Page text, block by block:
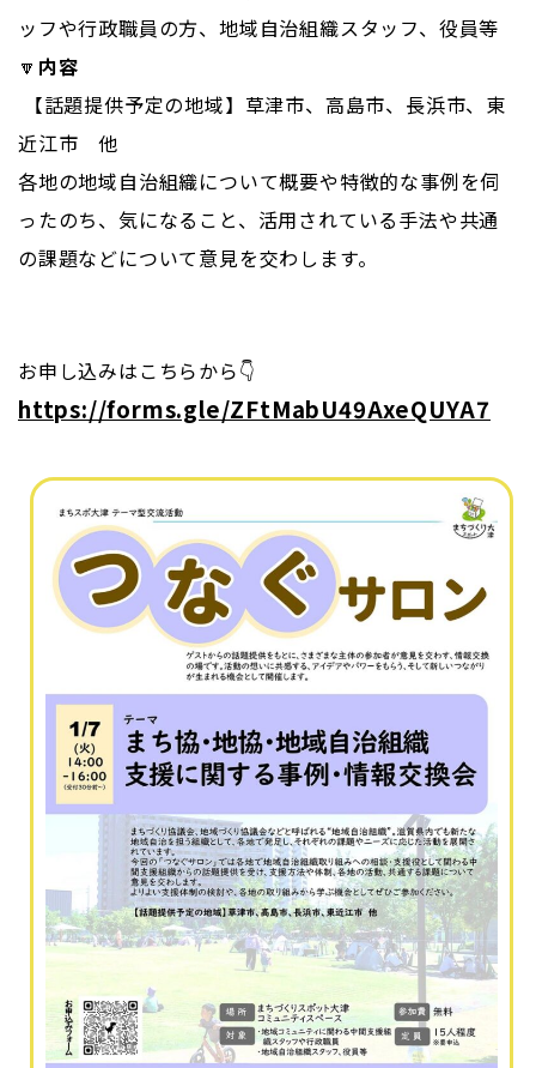
ッフや行政職員の方、地域自治組織スタッフ、役員等
🔽 内容
【話題提供予定の地域】草津市、高島市、長浜市、東
近江市 他
各地の地域自治組織について概要や特徴的な事例を伺
ったのち、気になること、活用されている手法や共通
の課題などについて意見を交わします。
お申し込みはこちらから👇
https://forms.gle/ZFtMabU49AxeQUYA7